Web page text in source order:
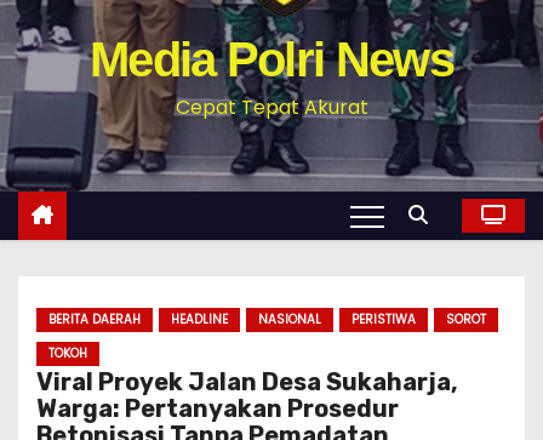
Media Polri News
Cepat Tepat Akurat
BERITA DAERAH HEADLINE NASIONAL PERISTIWA
SOROT
TOKOH
‎Viral Proyek Jalan Desa Sukaharja,
Warga: Pertanyakan Prosedur